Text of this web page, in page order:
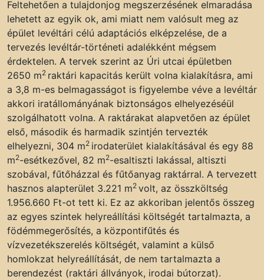
Feltehetően a tulajdonjog megszerzésének elmaradása
lehetett az egyik ok, ami miatt nem valósult meg az
épület levéltári célú adaptációs elképzelése, de a
tervezés levéltár-történeti adalékként mégsem
érdektelen. A tervek szerint az Úri utcai épületben
2650 m2 raktári kapacitás került volna kialakításra, ami
a 3,8 m-es belmagasságot is figyelembe véve a levéltár
akkori iratállományának biztonságos elhelyezéséül
szolgálhatott volna. A raktárakat alapvetően az épület
első, második és harmadik szintjén tervezték
elhelyezni, 304 m2 irodaterület kialakításával és egy 88
m2-esétkezővel, 82 m2-esaltiszti lakással, altiszti
szobával, fűtőházzal és fűtőanyag raktárral. A tervezett
hasznos alapterület 3.221 m2 volt, az összköltség
1.956.660 Ft-ot tett ki. Ez az akkoriban jelentős összeg
az egyes szintek helyreállítási költségét tartalmazta, a
födémmegerősítés, a központifűtés és
vízvezetékszerelés költségét, valamint a külső
homlokzat helyreállítását, de nem tartalmazta a
berendezést (raktári állványok, irodai bútorzat).